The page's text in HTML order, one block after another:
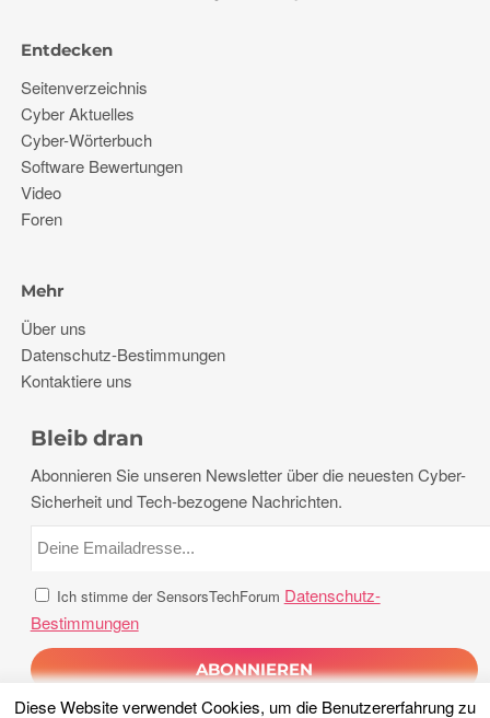
Diese Website verwendet Cookies, um die Benutzererfahrung zu
Entdecken
Seitenverzeichnis
Cyber ​​Aktuelles
Cyber-Wörterbuch
Software Bewertungen
Video
Foren
Mehr
Über uns
Datenschutz-Bestimmungen
Kontaktiere uns
Bleib dran
Abonnieren Sie unseren Newsletter über die neuesten Cyber-
Sicherheit und Tech-bezogene Nachrichten.
Ich stimme der SensorsTechForum Datenschutz-
Bestimmungen